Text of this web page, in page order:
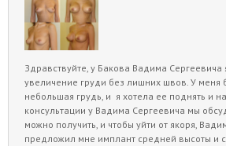
Здравствуйте, у Бакова Вадима Сергеевича
увеличение груди без лишних швов. У меня
небольшая грудь, и я хотела ее поднять и
консультации у Вадима Сергеевича мы
можно получить, и чтобы уйти от якоря,
предложил мне имплант средней высоты и